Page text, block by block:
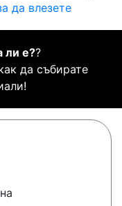
да влезете
ли е??
да събирате